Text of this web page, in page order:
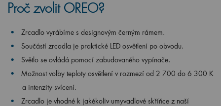
Proč zvolit OREO?
Zrcadlo vyrábíme s designovým černým rámem.
Součástí zrcadla je praktické LED osvětlení po obvodu.
Světlo se ovládá pomocí zabudovaného vypínače.
Možnost volby teploty osvětlení v rozmezí od 2 700 do 6 300 K
a intenzity svícení.
Zrcadlo je vhodné k jakékoliv umyvadlové skříňce z naší